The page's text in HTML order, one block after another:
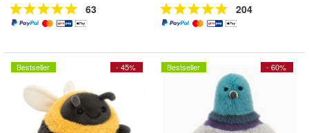
63 204
- 45%
Bestseller - 60%
Bestseller